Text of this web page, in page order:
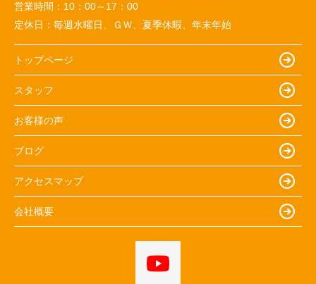
営業時間： 10：00～17：00
定休日： 毎週水曜日、ＧＷ、夏季休暇、年末年始
トップページ
スタッフ
お客様の声
ブログ
アクセスマップ
会社概要